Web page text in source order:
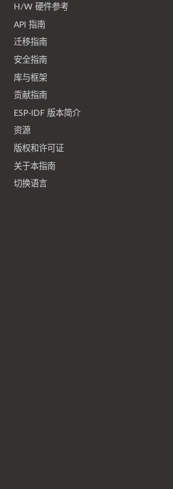
H/W 硬件参考
API 指南
迁移指南
安全指南
库与框架
贡献指南
ESP-IDF 版本简介
资源
版权和许可证
关于本指南
切换语言